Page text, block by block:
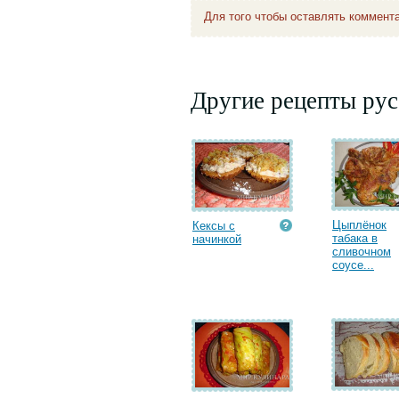
Для того чтобы оставлять
Другие рецепты
Кексы с
начинкой
Цыплёнок
табака в
сливочном
соусе...